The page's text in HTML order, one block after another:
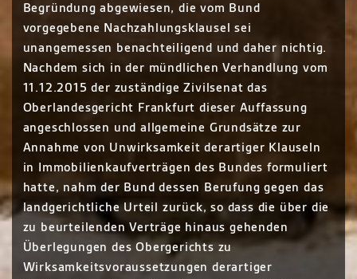
Begründung abgewiesen, die vom Bund
vorgegebene Nachzahlungsklausel sei
unangemessen benachteiligend und daher nichtig.
Nachdem sich in der mündlichen Verhandlung vom
11.12.2015 der zuständige Zivilsenat das
Oberlandesgericht Frankfurt dieser Auffassung
angeschlossen und allgemeine Grundsätze zur
Annahme von Unwirksamkeit derartiger Klauseln
in Immobilienkaufverträgen des Bundes formuliert
hatte, nahm der Bund dessen Berufung gegen das
landgerichtliche Urteil zurück, so dass die über die
zu beurteilenden Verträge hinaus gehenden
Überlegungen des Obergerichts zu
Wirksamkeitsvoraussetzungen derartiger